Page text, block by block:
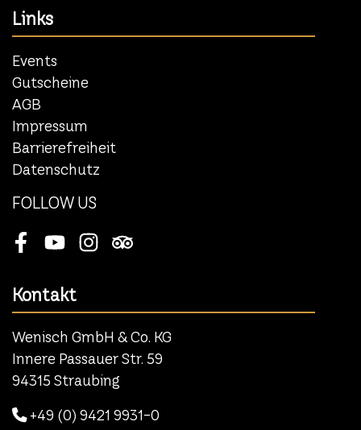
Links
Events
Gutscheine
AGB
Impressum
Barrierefreiheit
Datenschutz
FOLLOW US
Facebook
YoutubeInstagramTripadvisor
Kontakt
Wenisch GmbH & Co. KG
Innere Passauer Str. 59
94315 Straubing
+49 (0) 9421 9931-0